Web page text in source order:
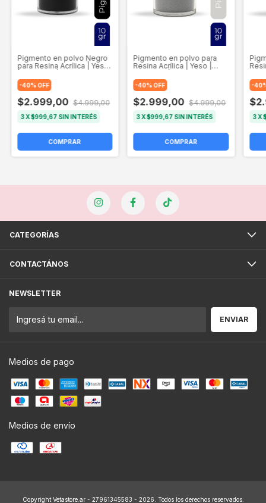
Pigmento en polvo Negro
para Resina Acrílica | Yeso
-40%OFF
$2.999,00 $4.999,00
3X$999,67 SIN INTERÉS
Pigmento en polvo para
Resina Acrílica | Yeso |
-40%OFF
$2.999,00 $4.999,00
3 X$999,67 SIN INTERÉS
-40
3X
CATEGORÍAS
CONTACTÁNOS
NEWSLETTER
Medios de pago
Medios de envío
Copyright Vetastore.ar - 27961345583 - 2026. Todos los derechos reservados.